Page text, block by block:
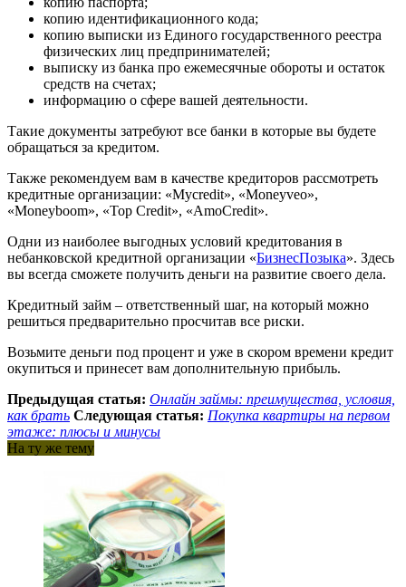
копию идентификационного кода;
копию выписки из Единого государственного реестра
физических лиц предпринимателей;
выписку из банка про ежемесячные обороты и остаток
средств на счетах;
информацию о сфере вашей деятельности.
Такие документы затребуют все банки в которые вы будете
обращаться за кредитом.
Также рекомендуем вам в качестве кредиторов рассмотреть
кредитные организации: «Mycredit», «Moneyveo»,
«Moneyboom», «Top Credit», «AmoCredit».
Одни из наиболее выгодных условий кредитования в
небанковской кредитной организации «БизнесПозыка». Здесь
вы всегда сможете получить деньги на развитие своего дела.
Кредитный займ – ответственный шаг, на который можно
решиться предварительно просчитав все риски.
Возьмите деньги под процент и уже в скором времени кредит
окупиться и принесет вам дополнительную прибыль.
Предыдущая статья: Онлайн займы: преимущества, условия,
как брать Следующая статья: Покупка квартиры на первом
этаже: плюсы и минусы
На ту же тему